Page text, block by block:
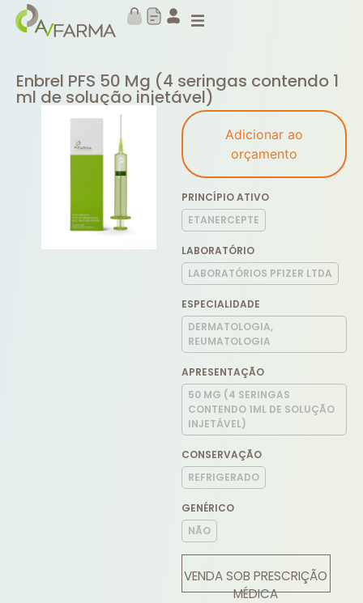
Enbrel PFS 50 Mg (4 seringas contendo 1
ml de solução injetável)
Adicionar ao
orçamento
PRINCÍPIO ATIVO
ETANERCEPTE
LABORATÓRIO
LABORATÓRIOS PFIZER LTDA
ESPECIALIDADE
DERMATOLOGIA,
REUMATOLOGIA
APRESENTAÇÃO
50 MG (4 SERINGAS
CONTENDO 1ML DE SOLUÇÃO
INJETÁVEL)
CONSERVAÇÃO
REFRIGERADO
GENÉRICO
NÃO
VENDA SOB PRESCRIÇÃO
MÉDICA